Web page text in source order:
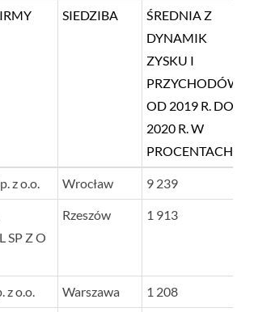
SIEDZIBA
ŚREDNIA Z
DYNAMIK
ZYSKU I
PRZYCHODÓW
OD 2019 R. DO
2020 R. W
PROCENTACH
SIEDZIBA
ŚREDNIA Z
DYNAMIK
ZYSKU I
2020 R. W
z o.o. Wrocław 9 239
SP Z O
Rzeszów 1 913
z o.o. Warszawa 1 208